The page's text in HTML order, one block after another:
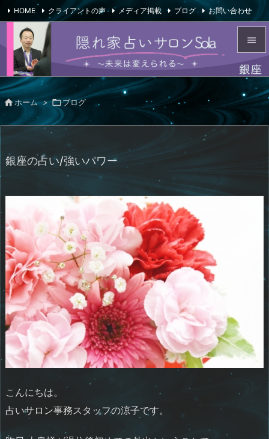


メニュ

サイド

HOME クライアントの声 メディア掲載 ブログ お問い合わせ
会社概要
ホーム > ブログ
銀座の占い/強いパワー
こんにちは。
占いサロン事務スタッフの涼子です。